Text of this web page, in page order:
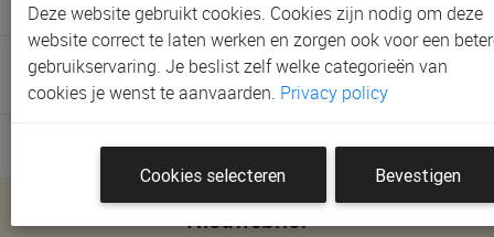
4 artikels - sorteer op
Nieuwsbrief
Deze website gebruikt cookies. Cookies zijn nodig om deze
website correct te laten werken en zorgen ook voor een
gebruikservaring. Je beslist zelf welke categorieën van
cookies je wenst te aanvaarden. Privacy policy
Cookies selecteren Bevestigen